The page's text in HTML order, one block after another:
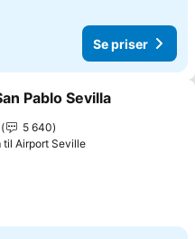
Se priser
til i favoritter
Pablo Sevilla
5 640
til Airport Seville